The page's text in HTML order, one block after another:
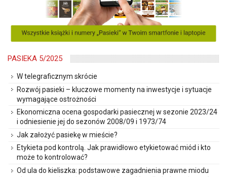
PASIEKA 5/2025
W telegraficznym skrócie
Rozwój pasieki – kluczowe momenty na inwestycje i sytuacje
wymagające ostrożności
Ekonomiczna ocena gospodarki pasiecznej w sezonie 2023/24
i odniesienie jej do sezonów 2008/09 i 1973/74
Jak założyć pasiekę w mieście?
Etykieta pod kontrolą. Jak prawidłowo etykietować miód i kto
może to kontrolować?
Od ula do kieliszka: podstawowe zagadnienia prawne miodu